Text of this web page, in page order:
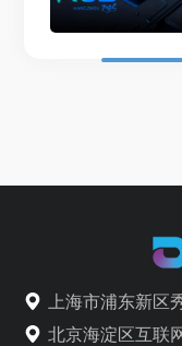
上海市浦东新区
北京海淀区互联